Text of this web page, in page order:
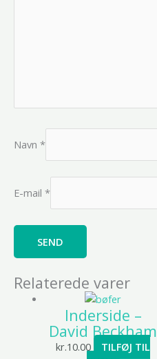
Navn *
E-mail *
Relaterede varer
Inderside –
David Beckham
kr.10.00
TILFØJ TIL